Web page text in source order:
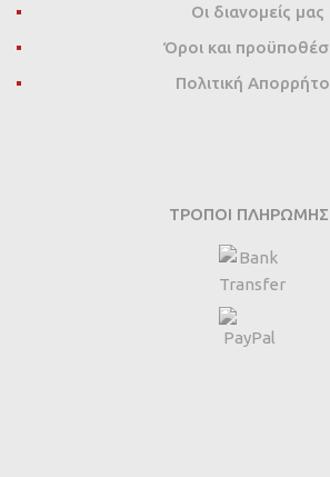
Οι διανομείς μας
Όροι και
Πολιτική
ΤΡΌΠΟΙ ΠΛΗΡΩΜΉΣ